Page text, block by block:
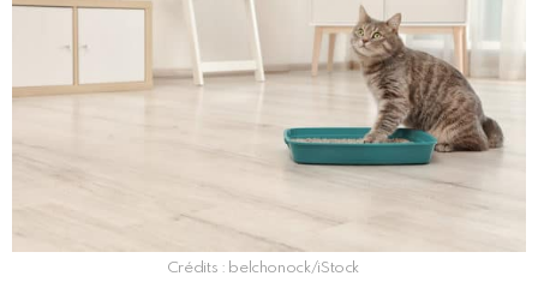
Crédits : belchonock/iStock